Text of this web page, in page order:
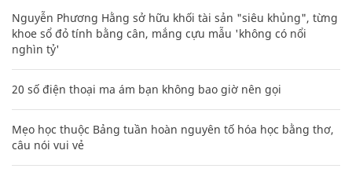
Nguyễn Phương Hằng sở hữu khối tài sản "siêu khủng", từng
khoe sổ đỏ tính bằng cân, mắng cựu mẫu 'không có nổi
nghìn tỷ'
20 số điện thoại ma ám bạn không bao giờ nên gọi
Mẹo học thuộc Bảng tuần hoàn nguyên tố hóa học bằng thơ,
câu nói vui vẻ